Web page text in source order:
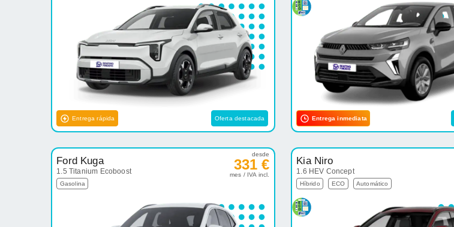
Entrega rápida Oferta destacada Entrega inmediata
Ford Kuga
1.5 Titanium Ecoboost
Gasolina
desde
331 €
mes / IVA incl.
Kia Niro
1.6 HEV Concept
Híbrido ECO Automático